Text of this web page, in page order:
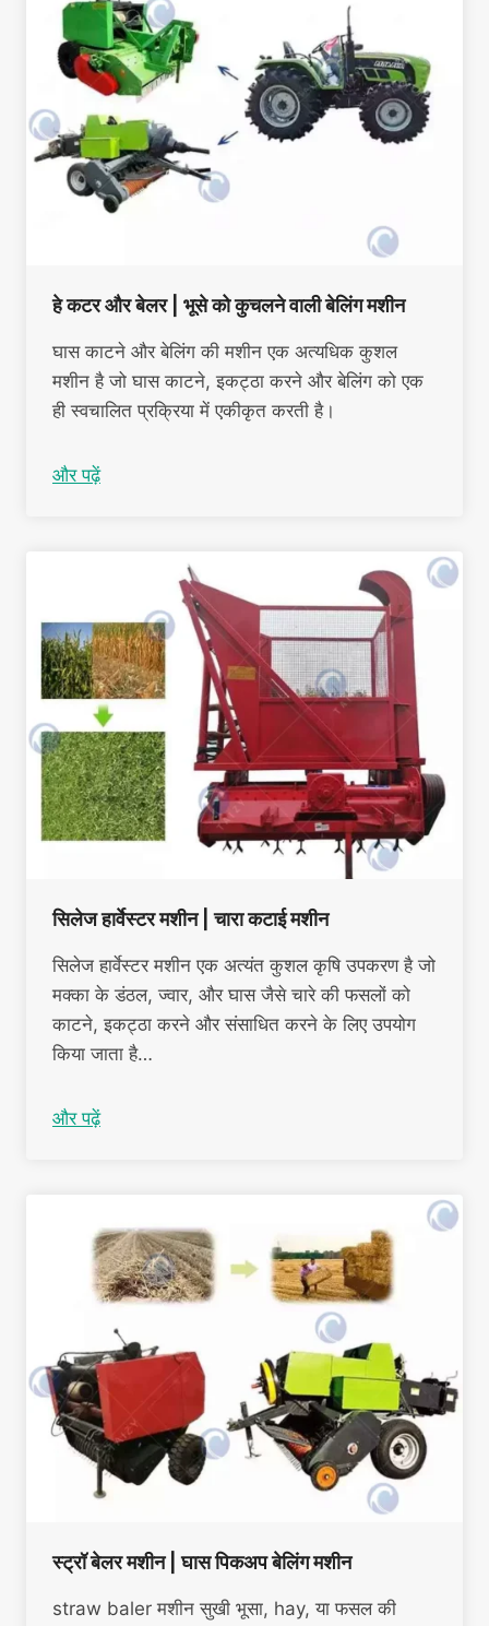
हे कटर और बेलर | भूसे को कुचलने वाली बेलिंग मशीन
घास काटने और बेलिंग की मशीन एक अत्यधिक कुशल
मशीन है जो घास काटने, इकट्ठा करने और बेलिंग को एक
ही स्वचालित प्रक्रिया में एकीकृत करती है।
और पढ़ें
सिलेज हार्वेस्टर मशीन | चारा कटाई मशीन
सिलेज हार्वेस्टर मशीन एक अत्यंत कुशल कृषि उपकरण है जो
मक्का के डंठल, ज्वार, और घास जैसे चारे की फसलों को
काटने, इकट्ठा करने और संसाधित करने के लिए उपयोग
किया जाता है…
और पढ़ें
स्ट्रॉ बेलर मशीन | घास पिकअप बेलिंग मशीन
straw baler मशीन सुखी भूसा, hay, या फसल की